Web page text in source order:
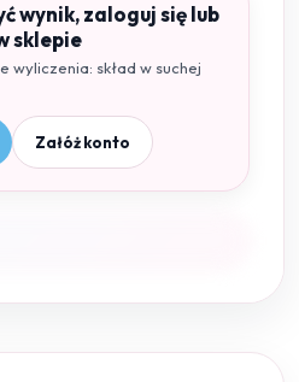
wynik, zaloguj się lub
sklepie
wyliczenia: skład w suchej
Załóż konto